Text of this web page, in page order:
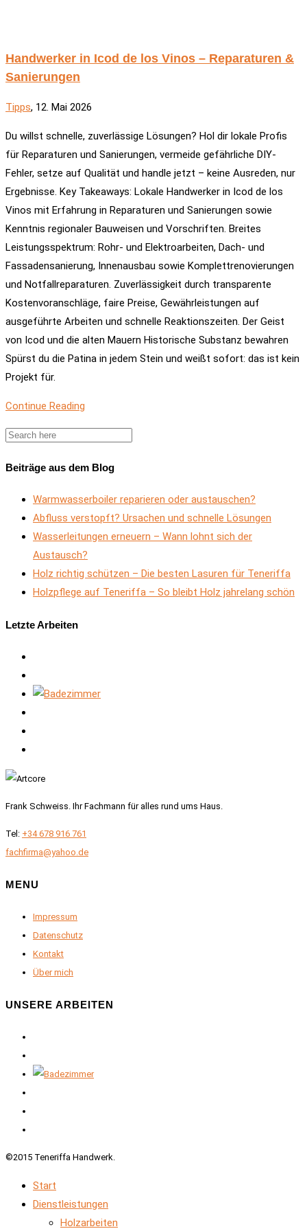
Handwerker in Icod de los Vinos – Reparaturen &
Sanierungen
Tipps, 12. Mai 2026
Du willst schnelle, zuverlässige Lösungen? Hol dir lokale Profis
für Reparaturen und Sanierungen, vermeide gefährliche DIY-
Fehler, setze auf Qualität und handle jetzt – keine Ausreden, nur
Ergebnisse. Key Takeaways: Lokale Handwerker in Icod de los
Vinos mit Erfahrung in Reparaturen und Sanierungen sowie
Kenntnis regionaler Bauweisen und Vorschriften. Breites
Leistungsspektrum: Rohr- und Elektroarbeiten, Dach- und
Fassadensanierung, Innenausbau sowie Komplettrenovierungen
und Notfallreparaturen. Zuverlässigkeit durch transparente
Kostenvoranschläge, faire Preise, Gewährleistungen auf
ausgeführte Arbeiten und schnelle Reaktionszeiten. Der Geist
von Icod und die alten Mauern Historische Substanz bewahren
Spürst du die Patina in jedem Stein und weißt sofort: das ist kein
Projekt für.
Continue Reading
Beiträge aus dem Blog
Warmwasserboiler reparieren oder austauschen?
Abfluss verstopft? Ursachen und schnelle Lösungen
Wasserleitungen erneuern – Wann lohnt sich der
Austausch?
Holz richtig schützen – Die besten Lasuren für Teneriffa
Holzpflege auf Teneriffa – So bleibt Holz jahrelang schön
Letzte Arbeiten
Frank Schweiss. Ihr Fachmann für alles rund ums Haus.
Tel: +34 678 916 761
fachfirma@yahoo.de
MENU
Impressum
Datenschutz
Kontakt
Über mich
UNSERE ARBEITEN
©2015 Teneriffa Handwerk.
Start
Dienstleistungen
Holzarbeiten